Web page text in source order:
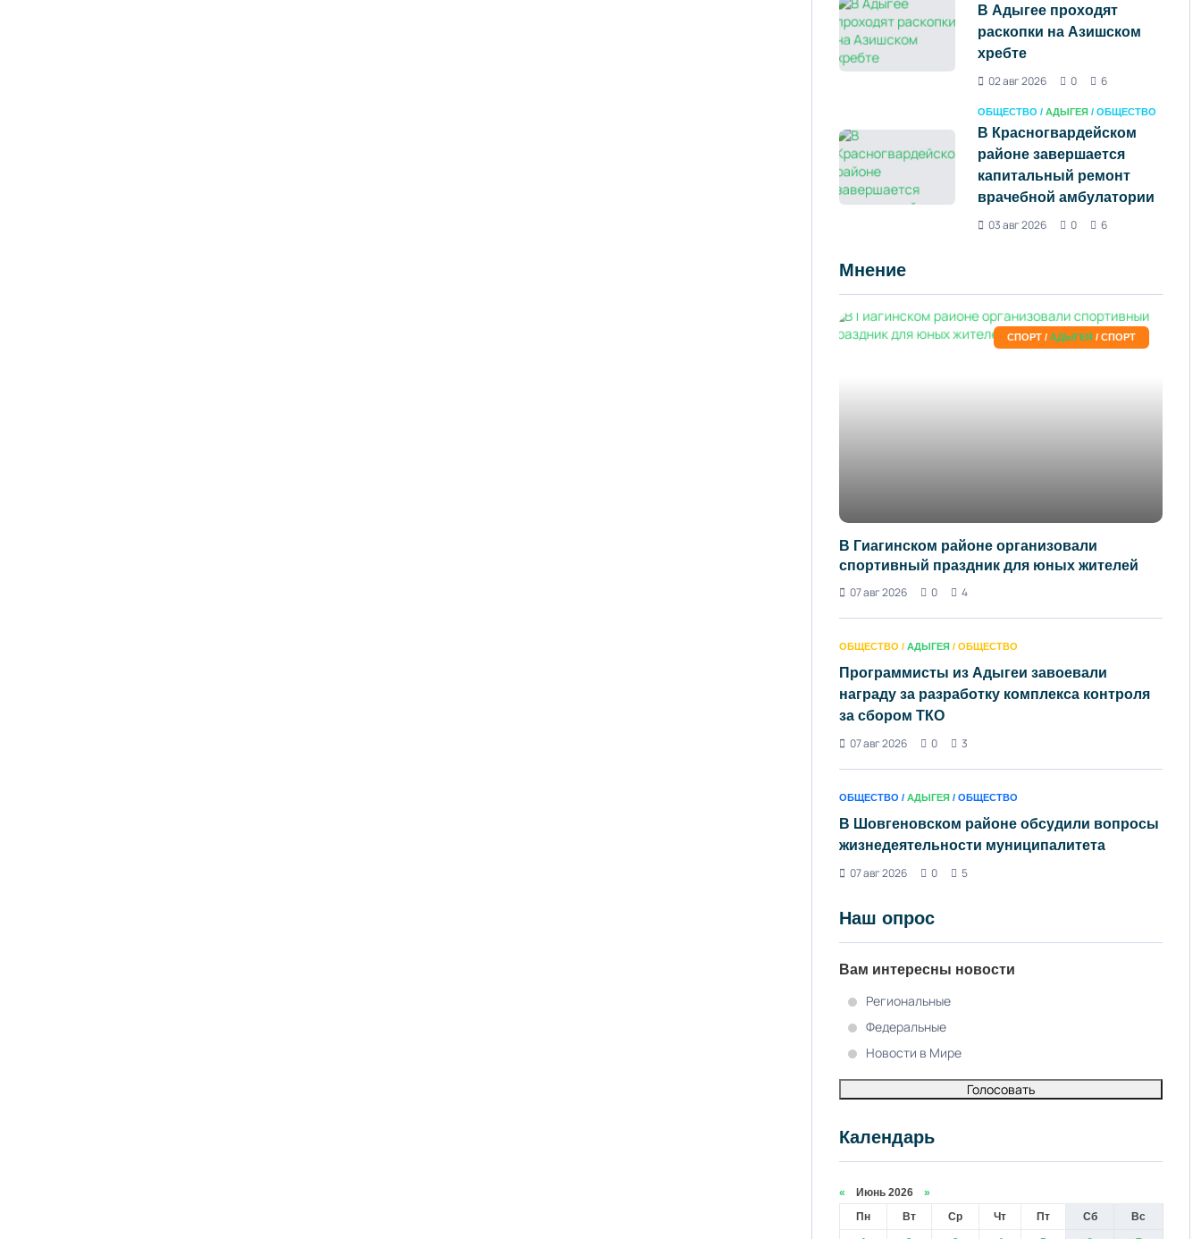
В Адыгее проходят
раскопки на Азишском
хребте
02 авг 2026
0 6
ОБЩЕСТВО / АДЫГЕЯ / ОБЩЕСТВО
В Красногвардейском
районе завершается
капитальный ремонт
врачебной амбулатории
03 авг 2026
0 6
Мнение
СПОРТ / АДЫГЕЯ / СПОРТ
В Гиагинском районе организовали
спортивный праздник для юных жителей
07 авг 2026
0 4
ОБЩЕСТВО / АДЫГЕЯ / ОБЩЕСТВО
Программисты из Адыгеи завоевали
награду за разработку комплекса контроля
за сбором ТКО
07 авг 2026
0 3
ОБЩЕСТВО / АДЫГЕЯ / ОБЩЕСТВО
В Шовгеновском районе обсудили вопросы
жизнедеятельности муниципалитета
07 авг 2026
0 5
Наш опрос
Вам интересны новости
Региональные
Федеральные
Новости в Мире
Голосовать
Календарь
« Июнь 2026 »
Пн
Вт Ср Чт Пт Сб Вс